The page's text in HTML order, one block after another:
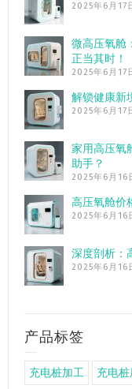
2025年6月17
微高压氧舱
正当其时！
2025年6月17
解锁健康新
2025年6月17
家用高压氧
助手？
2025年6月16
高压氧舱价
2025年6月16
深度剖析：
2025年6月16
产品标签
充电桩加工 充电桩